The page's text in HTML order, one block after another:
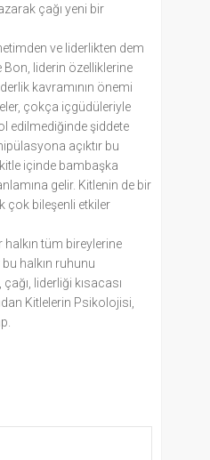
çağı yeni bir
ve liderlikten dem
Bon, liderin özelliklerine
kavramının önemi
çokça içgüdüleriyle
edilmediğinde şiddete
açıktır bu
içinde bambaşka
gelir. Kitlenin de bir
çok bileşenli etkiler
halkın tüm bireylerine
halkın ruhunu
liderliği kısacası
Kitlelerin Psikolojisi,